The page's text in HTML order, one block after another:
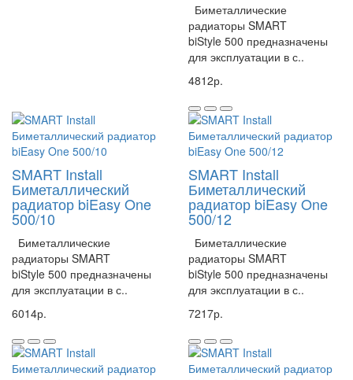
Биметаллические
радиаторы SMART
biStyle 500 предназначены
для эксплуатации в с..
4812р.
SMART Install
Биметаллический
радиатор biEasy One
500/10
Биметаллические
радиаторы SMART
biStyle 500 предназначены
для эксплуатации в с..
6014р.
SMART Install
Биметаллический
радиатор biEasy One
500/12
Биметаллические
радиаторы SMART
biStyle 500 предназначены
для эксплуатации в с..
7217р.